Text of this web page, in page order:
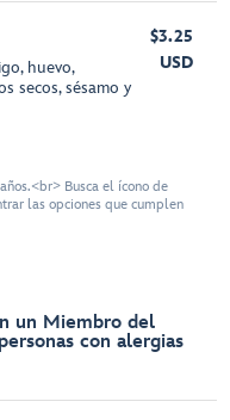
huevo,
secos, sésamo y
$3.25
USD
Busca el ícono de
las opciones que cumplen
un Miembro del
con alergias